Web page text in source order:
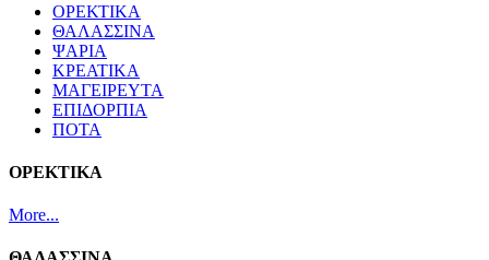
ΟΡΕΚΤΙΚΑ
ΘΑΛΑΣΣΙΝΑ
ΨΑΡΙΑ
ΚΡΕΑΤΙΚΑ
ΜΑΓΕΙΡΕΥΤΑ
ΕΠΙΔΟΡΠΙΑ
ΠΟΤΑ
ΟΡΕΚΤΙΚΑ
More...